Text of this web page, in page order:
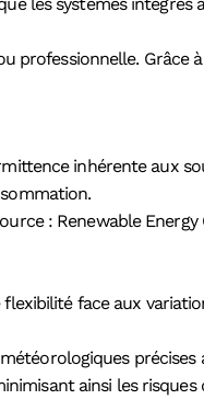
professionnelle. Grâce
inhérente aux
: Renewable
face aux
ainsi les risques